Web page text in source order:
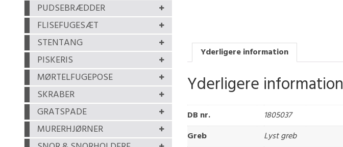
Yderligere information
Yderligere information
DB nr.
1805037
Greb
Lyst greb
PUDSEBRÆDDER
FLISEFUGESÆT
STENTANG
PISKERIS
MØRTELFUGEPOSE
SKRABER
GRATSPADE
MURERHJØRNER